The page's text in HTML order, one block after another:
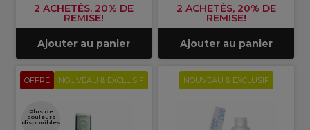
2 ACHETÉS, 20% DE
REMISE!
Ajouter au panier
2 ACHETÉS, 20% DE
REMISE!
Ajouter au panier
OFFRE NOUVEAU & EXCLUSIF
Plus de
couleurs
disponibles
NOUVEAU & EXCLUSIF